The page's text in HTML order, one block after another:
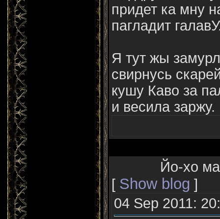
придет ка мну
пагладит
Я тут жы
свирнусь
кушу Каво за
и весила заржу.
Йо-хо
[ Show blog ]
04 Sep 2011: